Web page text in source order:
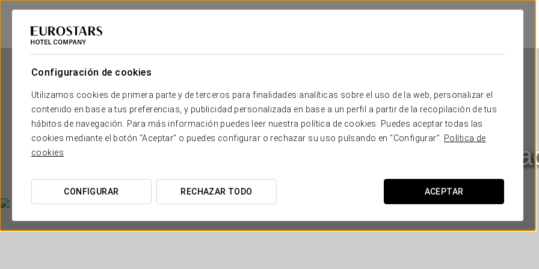
Configuración de cookies
Utilizamos cookies de primera parte y de terceros para finalidades analíticas sobre el uso de la web, personalizar el
contenido en base a tus preferencias, y publicidad personalizada en base a un perfil a partir de la recopilación de tus
hábitos de navegación. Para más información puedes leer nuestra política de cookies. Puedes aceptar todas las
cookies mediante el botón “Aceptar” o puedes configurar o rechazar su uso pulsando en “Configurar”.
Política de
cookies
CONFIGURAR RECHAZAR TODO ACEPTAR
Casa Palacio Ribeira
OURENSE - ESGOS